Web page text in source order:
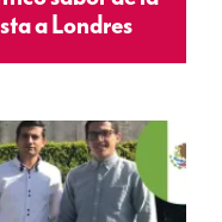
a Londres